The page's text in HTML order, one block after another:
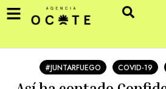
#JUNTARFUEGO COVID-19